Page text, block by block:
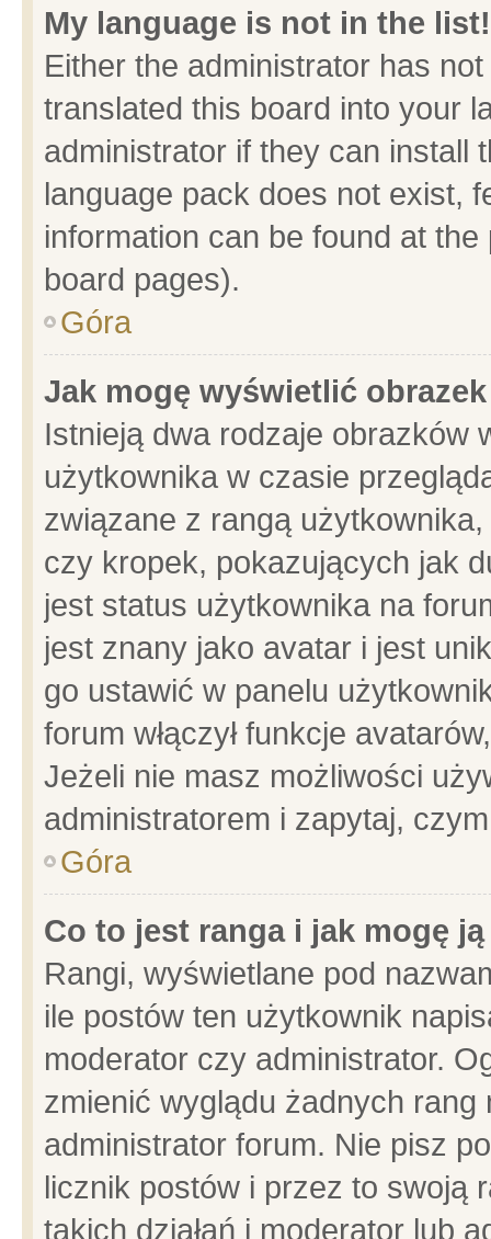
My language is not in the list!
Either the administrator has
translated this board into your
administrator if they can install
language pack does not exist,
information can be found at
board pages).
Góra
Jak mogę wyświetlić
Istnieją dwa rodzaje obrazków
użytkownika w czasie
związane z rangą
czy kropek, pokazujących jak
jest status użytkownika na
jest znany jako avatar i jest
go ustawić w panelu
forum włączył funkcje
Jeżeli nie masz możliwości
administratorem i zapytaj,
Góra
Co to jest ranga i jak mogę
Rangi, wyświetlane pod
ile postów ten użytkownik
moderator czy administrator.
zmienić wyglądu żadnych
administrator forum. Nie pisz
licznik postów i przez to swoją
takich działań i moderator lub